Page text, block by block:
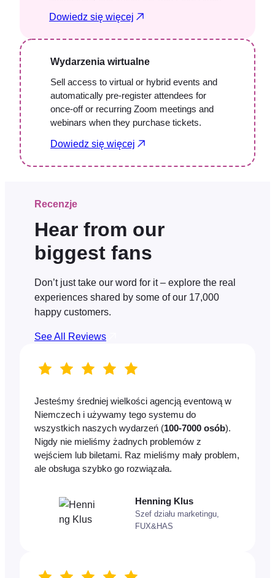
Dowiedz się więcej
Wydarzenia wirtualne
Sell access to virtual or hybrid events and
automatically pre-register attendees for
once-off or recurring Zoom meetings and
webinars when they purchase tickets.
Dowiedz się więcej
Recenzje
Hear from our
biggest fans
Don’t just take our word for it – explore the real
experiences shared by some of our 17,000
happy customers.
See All Reviews
Jesteśmy średniej wielkości agencją eventową w
Niemczech i używamy tego systemu do
wszystkich naszych wydarzeń (100-7000 osób).
Nigdy nie mieliśmy żadnych problemów z
wejściem lub biletami. Raz mieliśmy mały problem,
ale obsługa szybko go rozwiązała.
Henning Klus
Szef działu marketingu,
FUX&HAS